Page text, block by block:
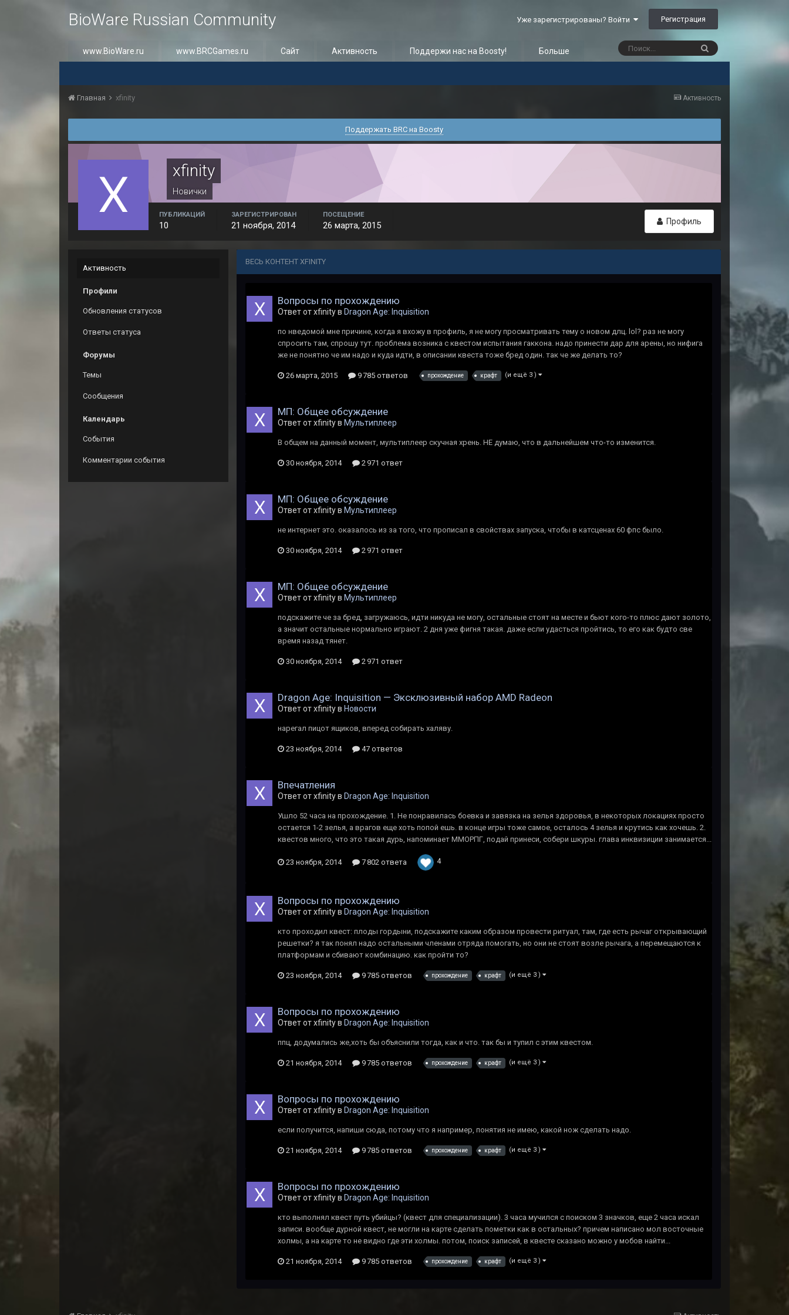
BioWare Russian Community Уже зарегистрированы? Войти Регистрация
www.BioWare.ru www.BRCGames.ru Сайт Активность Поддержи нас на Boosty! Больше
Активность
Главная xfinity
Поддержать BRC на Boosty
xfinity
Новички
Профиль
ПУБЛИКАЦИЙ
10
ЗАРЕГИСТРИРОВАН
21 ноября, 2014
ПОСЕЩЕНИЕ
26 марта, 2015
Активность
Профили
Обновления статусов
Ответы статуса
Форумы
Темы
Сообщения
Календарь
События
Комментарии события
ВЕСЬ КОНТЕНТ XFINITY
Вопросы по прохождению
Ответ от xfinity в Dragon Age: Inquisition
по нведомой мне причине, когда я вхожу в профиль, я не могу просматривать тему о новом длц. lol? раз не могу
спросить там, спрошу тут. проблема возника с квестом испытания гаккона. надо принести дар для арены, но нифига
же не понятно че им надо и куда идти, в описании квеста тоже бред один. так че же делать то?
26 марта, 2015 9 785 ответов прохождение крафт (и ещё 3 )
МП: Общее обсуждение
Ответ от xfinity в Мультиплеер
В общем на данный момент, мультиплеер скучная хрень. НЕ думаю, что в дальнейшем что-то изменится.
30 ноября, 2014 2 971 ответ
МП: Общее обсуждение
Ответ от xfinity в Мультиплеер
не интернет это. оказалось из за того, что прописал в свойствах запуска, чтобы в катсценах 60 фпс было.
30 ноября, 2014 2 971 ответ
МП: Общее обсуждение
Ответ от xfinity в Мультиплеер
подскажите че за бред, загружаюсь, идти никуда не могу, остальные стоят на месте и бьют кого-то плюс дают золото,
а значит остальные нормально играют. 2 дня уже фигня такая. даже если удасться пройтись, то его как будто све
время назад тянет.
30 ноября, 2014 2 971 ответ
Dragon Age: Inquisition — Эксклюзивный набор AMD Radeon
Ответ от xfinity в Новости
нарегал пицот ящиков, вперед собирать халяву.
23 ноября, 2014 47 ответов
Впечатления
Ответ от xfinity в Dragon Age: Inquisition
Ушло 52 часа на прохождение. 1. Не понравилась боевка и завязка на зелья здоровья, в некоторых локациях просто
остается 1-2 зелья, а врагов еще хоть попой ешь. в конце игры тоже самое, осталось 4 зелья и крутись как хочешь. 2.
квестов много, что это такая дурь, напоминает ММОРПГ, подай принеси, собери шкуры. глава инквизиции занимается...
23 ноября, 2014 7 802 ответа 4
Вопросы по прохождению
Ответ от xfinity в Dragon Age: Inquisition
кто проходил квест: плоды гордыни, подскажите каким образом провести ритуал, там, где есть рычаг открывающий
решетки? я так понял надо остальными членами отряда помогать, но они не стоят возле рычага, а перемещаются к
платформам и сбивают комбинацию. как пройти то?
23 ноября, 2014 9 785 ответов прохождение крафт (и ещё 3 )
Вопросы по прохождению
Ответ от xfinity в Dragon Age: Inquisition
ппц, додумались же,хоть бы объяснили тогда, как и что. так бы и тупил с этим квестом.
21 ноября, 2014 9 785 ответов прохождение крафт (и ещё 3 )
Вопросы по прохождению
Ответ от xfinity в Dragon Age: Inquisition
если получится, напиши сюда, потому что я например, понятия не имею, какой нож сделать надо.
21 ноября, 2014 9 785 ответов прохождение крафт (и ещё 3 )
Вопросы по прохождению
Ответ от xfinity в Dragon Age: Inquisition
кто выполнял квест путь убийцы? (квест для специализации). 3 часа мучился с поиском 3 значков, еще 2 часа искал
записи. вообще дурной квест, не могли на карте сделать пометки как в остальных? причем написано мол восточные
холмы, а на карте то не видно где эти холмы. потом, поиск записей, в квесте сказано можно у мобов найти...
21 ноября, 2014 9 785 ответов прохождение крафт (и ещё 3 )